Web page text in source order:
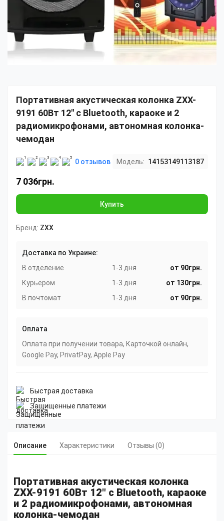
Портативная акустическая колонка ZXX-
9191 60Вт 12" с Bluetooth, караоке и 2
радиомикрофонами, автономная колонка-
чемодан
0 отзывов Модель: 14153149113187
7 036грн.
Купить
Бренд: ZXX
Доставка по Украине:
В отделение
1-3 дня
от 90грн.
Курьером
1-3 дня
от 130грн.
В почтомат
1-3 дня от 90грн.
Оплата
Оплата при получении товара, Карточкой онлайн,
Google Pay, PrivatPay, Apple Pay
Быстрая доставка
Защищенные платежи
Описание Характеристики Отзывы (0)
Портативная акустическая колонка
ZXX-9191 60Вт 12" с Bluetooth, караоке
и 2 радиомикрофонами, автономная
колонка-чемодан